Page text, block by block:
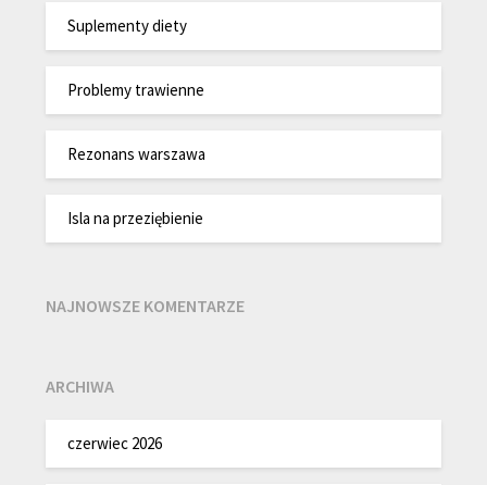
Suplementy diety
Problemy trawienne
Rezonans warszawa
Isla na przeziębienie
NAJNOWSZE KOMENTARZE
ARCHIWA
czerwiec 2026